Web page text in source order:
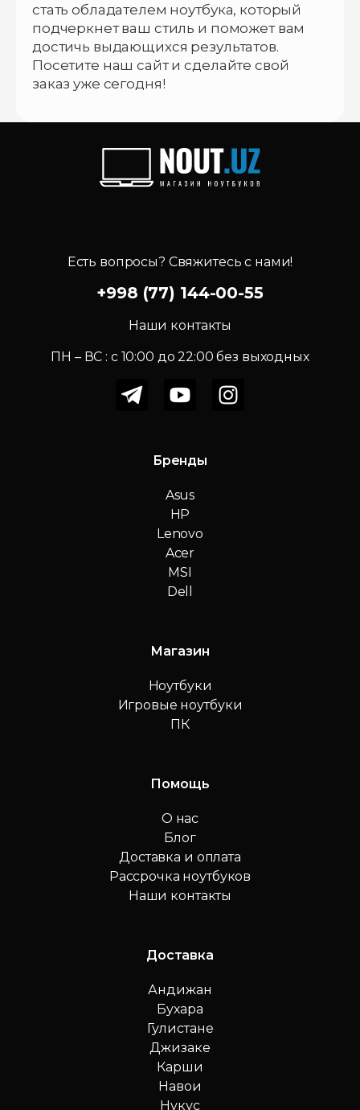
стать обладателем ноутбука, который
подчеркнет ваш стиль и поможет вам
достичь выдающихся результатов.
Посетите наш сайт и сделайте свой
заказ уже сегодня!
Есть вопросы? Свяжитесь с нами!
+998 (77) 144-00-55
Наши контакты
ПН – ВС : c 10:00 до 22:00 без выходных
Бренды
Asus
HP
Lenovo
Acer
MSI
Dell
Магазин
Ноутбуки
Игровые ноутбуки
ПК
Помощь
О нас
Блог
Доставка и оплата
Рассрочка ноутбуков
Наши контакты
Доставка
Андижан
Бухара
Гулистане
Джизаке
Карши
Навои
Нукус